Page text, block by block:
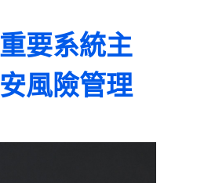
要系統主
風險管理